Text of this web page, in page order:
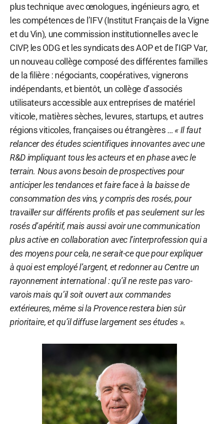
plus technique avec œnologues, ingénieurs agro, et
les compétences de l’IFV (Institut Français de la Vigne
et du Vin), une commission institutionnelles avec le
CIVP, les ODG et les syndicats des AOP et de l’IGP Var,
un nouveau collège composé des différentes familles
de la filière : négociants, coopératives, vignerons
indépendants, et bientôt, un collège d’associés
utilisateurs accessible aux entreprises de matériel
viticole, matières sèches, levures, startups, et autres
régions viticoles, françaises ou étrangères …« Il faut
relancer des études scientifiques innovantes avec une
R&D impliquant tous les acteurs et en phase avec le
terrain. Nous avons besoin de prospectives pour
anticiper les tendances et faire face à la baisse de
consommation des vins, y compris des rosés, pour
travailler sur différents profils et pas seulement sur les
rosés d’apéritif, mais aussi avoir une communication
plus active en collaboration avec l’interprofession qui a
des moyens pour cela, ne serait-ce que pour expliquer
à quoi est employé l’argent, et redonner au Centre un
rayonnement international : qu’il ne reste pas varo-
varois mais qu’il soit ouvert aux commandes
extérieures, même si la Provence restera bien sûr
prioritaire, et qu’il diffuse largement ses études ».